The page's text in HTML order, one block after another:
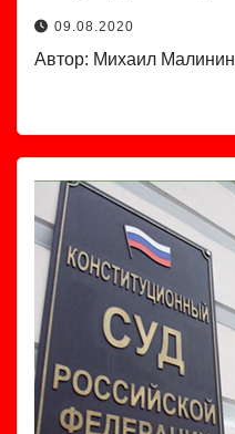
09.08.2020
Автор: Михаил Малинин